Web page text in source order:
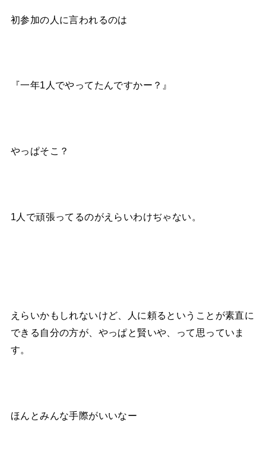
初参加の人に言われるのは
『一年1人でやってたんですかー？』
やっぱそこ？
1人で頑張ってるのがえらいわけぢゃない。
えらいかもしれないけど、人に頼るということが素直に
できる自分の方が、やっぱと賢いや、って思っていま
す。
ほんとみんな手際がいいなー